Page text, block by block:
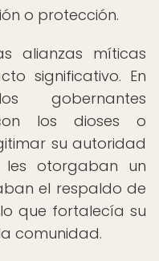
o protección.
alianzas míticas
significativo. En
gobernantes
los dioses o
su autoridad
les otorgaban un
el respaldo de
que fortalecía su
comunidad.